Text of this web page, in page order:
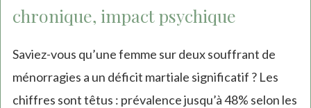
chronique, impact psychique
Saviez-vous qu’une femme sur deux souffrant de
ménorragies a un déficit martiale significatif ? Les
chiffres sont têtus : prévalence jusqu’à 48% selon les